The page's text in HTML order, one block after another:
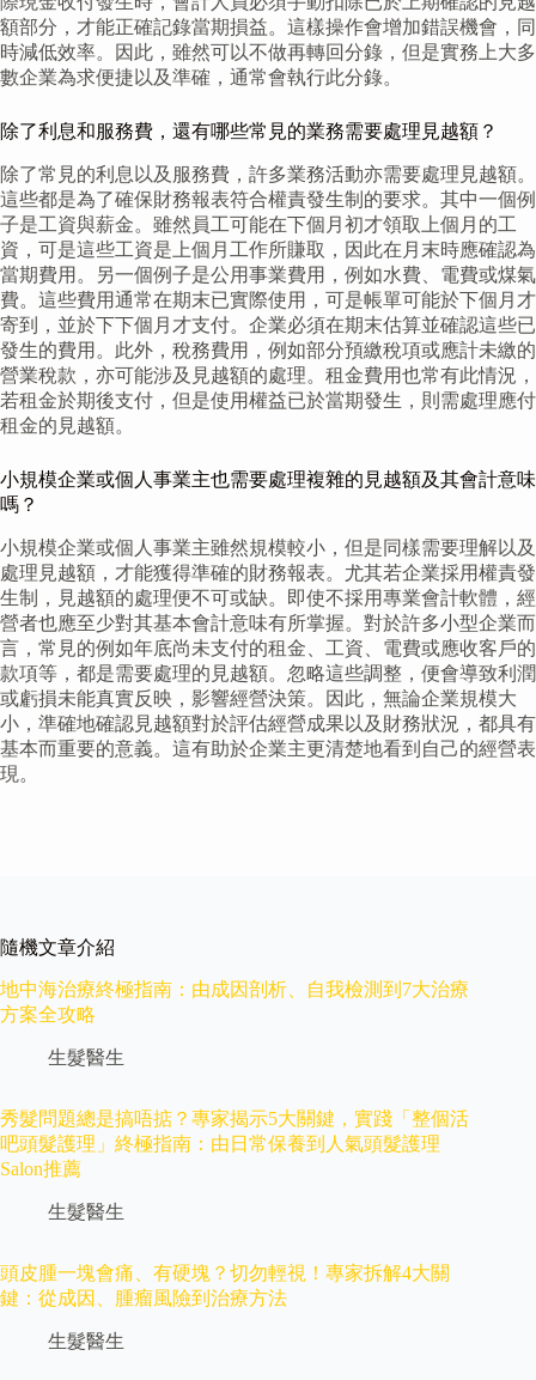
額部分，才能正確記錄當期損益。這樣操作會增加錯誤機會，同
時減低效率。因此，雖然可以不做再轉回分錄，但是實務上大多
數企業為求便捷以及準確，通常會執行此分錄。
除了利息和服務費，還有哪些常見的業務需要處理見越額？
除了常見的利息以及服務費，許多業務活動亦需要處理見越額。
這些都是為了確保財務報表符合權責發生制的要求。其中一個例
子是工資與薪金。雖然員工可能在下個月初才領取上個月的工
資，可是這些工資是上個月工作所賺取，因此在月末時應確認為
當期費用。另一個例子是公用事業費用，例如水費、電費或煤氣
費。這些費用通常在期末已實際使用，可是帳單可能於下個月才
寄到，並於下下個月才支付。企業必須在期末估算並確認這些已
發生的費用。此外，稅務費用，例如部分預繳稅項或應計未繳的
營業稅款，亦可能涉及見越額的處理。租金費用也常有此情況，
若租金於期後支付，但是使用權益已於當期發生，則需處理應付
租金的見越額。
小規模企業或個人事業主也需要處理複雜的見越額及其會計意味
嗎？
小規模企業或個人事業主雖然規模較小，但是同樣需要理解以及
處理見越額，才能獲得準確的財務報表。尤其若企業採用權責發
生制，見越額的處理便不可或缺。即使不採用專業會計軟體，經
營者也應至少對其基本會計意味有所掌握。對於許多小型企業而
言，常見的例如年底尚未支付的租金、工資、電費或應收客戶的
款項等，都是需要處理的見越額。忽略這些調整，便會導致利潤
或虧損未能真實反映，影響經營決策。因此，無論企業規模大
小，準確地確認見越額對於評估經營成果以及財務狀況，都具有
基本而重要的意義。這有助於企業主更清楚地看到自己的經營表
現。
隨機文章介紹
地中海治療終極指南：由成因剖析、自我檢測到7大治療
方案全攻略
生髮醫生
秀髮問題總是搞唔掂？專家揭示5大關鍵，實踐「整個活
吧頭髮護理」終極指南：由日常保養到人氣頭髮護理
Salon推薦
生髮醫生
頭皮腫一塊會痛、有硬塊？切勿輕視！專家拆解4大關
鍵：從成因、腫瘤風險到治療方法
生髮醫生